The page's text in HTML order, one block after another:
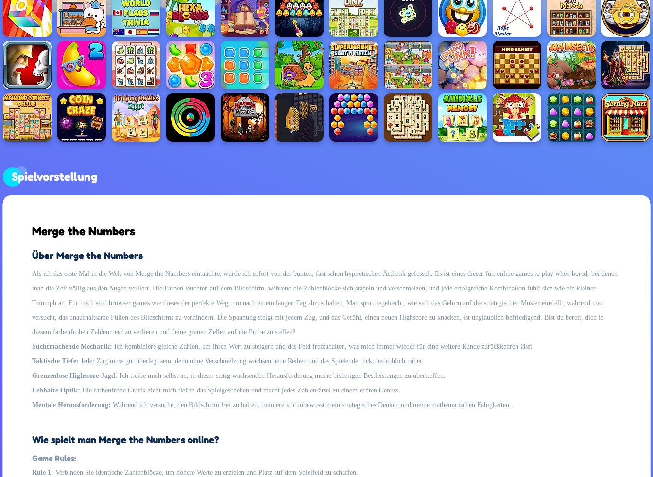
Spielvorstellung
Merge the Numbers
Über Merge the Numbers
Als ich das erste Mal in die Welt von Merge the Numbers eintauchte, wurde ich sofort von der bunten, fast schon hypnotischen Ästhetik gefesselt. Es ist eines dieser fun online games to play when bored, bei denen
man die Zeit völlig aus den Augen verliert. Die Farben leuchten auf dem Bildschirm, während die Zahlenblöcke sich stapeln und verschmelzen, und jede erfolgreiche Kombination fühlt sich wie ein kleiner
Triumph an. Für mich sind browser games wie dieses der perfekte Weg, um nach einem langen Tag abzuschalten. Man spürt regelrecht, wie sich das Gehirn auf die strategischen Muster einstellt, während man
versucht, das unaufhaltsame Füllen des Bildschirms zu verhindern. Die Spannung steigt mit jedem Zug, und das Gefühl, einen neuen Highscore zu knacken, ist unglaublich befriedigend. Bist du bereit, dich in
diesem farbenfrohen Zahlenmeer zu verlieren und deine grauen Zellen auf die Probe zu stellen?
Suchtmachende Mechanik: Ich kombiniere gleiche Zahlen, um ihren Wert zu steigern und das Feld freizuhalten, was mich immer wieder für eine weitere Runde zurückkehren lässt.
Taktische Tiefe: Jeder Zug muss gut überlegt sein, denn ohne Verschmelzung wachsen neue Reihen und das Spielende rückt bedrohlich näher.
Grenzenlose Highscore-Jagd: Ich treibe mich selbst an, in dieser stetig wachsenden Herausforderung meine bisherigen Bestleistungen zu übertreffen.
Lebhafte Optik: Die farbenfrohe Grafik zieht mich tief in das Spielgeschehen und macht jedes Zahlenrätsel zu einem echten Genuss.
Mentale Herausforderung: Während ich versuche, den Bildschirm frei zu halten, trainiere ich unbewusst mein strategisches Denken und meine mathematischen Fähigkeiten.
Wie spielt man Merge the Numbers online?
Game Rules:
Rule 1: Verbinden Sie identische Zahlenblöcke, um höhere Werte zu erzielen und Platz auf dem Spielfeld zu schaffen.